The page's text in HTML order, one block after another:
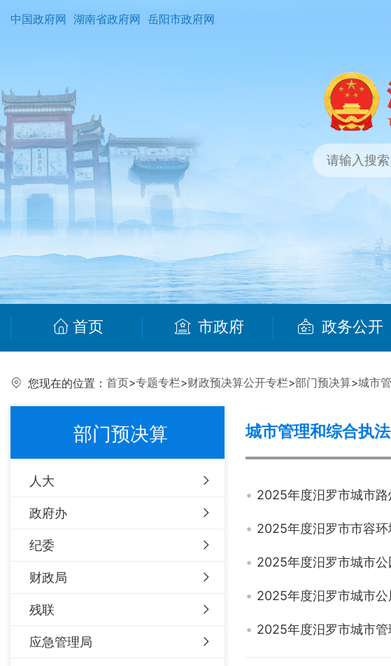
中国政府网 湖南省政府网 岳阳市政府网
首页 市政府 政务公开
您现在的位置： 首页>专题专栏>财政预决算公开专栏>部门预决算>城市
部门预决算
人大
政府办
纪委
财政局
残联
应急管理局
城市管理和综合执
2025年度汨罗市城市
2025年度汨罗市市容
2025年度汨罗市城市
2025年度汨罗市城市
2025年度汨罗市城市